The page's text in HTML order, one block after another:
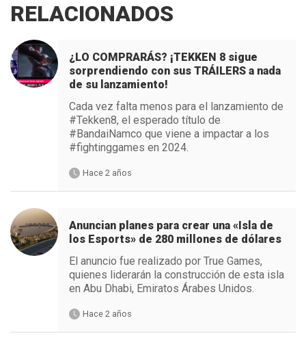
RELACIONADOS
¿LO COMPRARÁS? ¡TEKKEN 8 sigue
sorprendiendo con sus TRÁILERS a nada
de su lanzamiento!
Cada vez falta menos para el lanzamiento de
#Tekken8, el esperado título de
#BandaiNamco que viene a impactar a los
#fightinggames en 2024.
Hace 2 años
Anuncian planes para crear una «Isla de
los Esports» de 280 millones de dólares
El anuncio fue realizado por True Games,
quienes liderarán la construcción de esta isla
en Abu Dhabi, Emiratos Árabes Unidos.
Hace 2 años